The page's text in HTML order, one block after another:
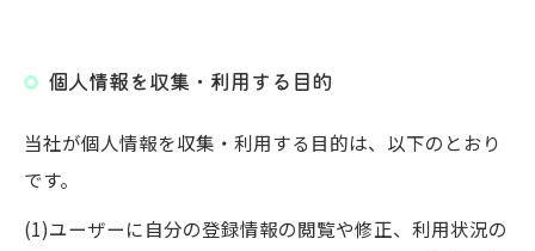
個人情報を収集・利用する目的
当社が個人情報を収集・利用する目的は、以下のとおり
です。
(1)ユーザーに自分の登録情報の閲覧や修正、利用状況の